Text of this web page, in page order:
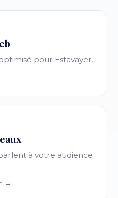
pour Estavayer.
à votre audience
→